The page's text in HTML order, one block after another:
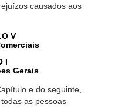
causados aos
V
I
Gerais
e do seguinte,
as pessoas